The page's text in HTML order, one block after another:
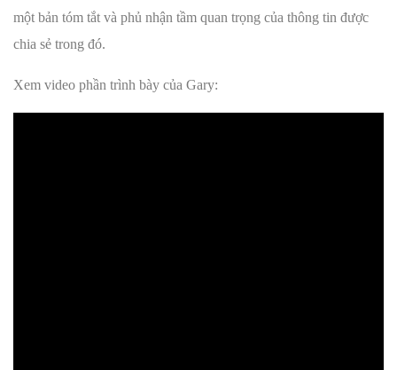
một bản tóm tắt và phủ nhận tầm quan trọng của thông tin được
chia sẻ trong đó.
Xem video phần trình bày của Gary: